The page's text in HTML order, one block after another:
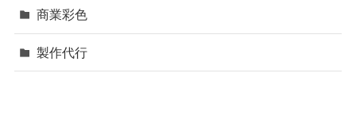
商業彩色
製作代行